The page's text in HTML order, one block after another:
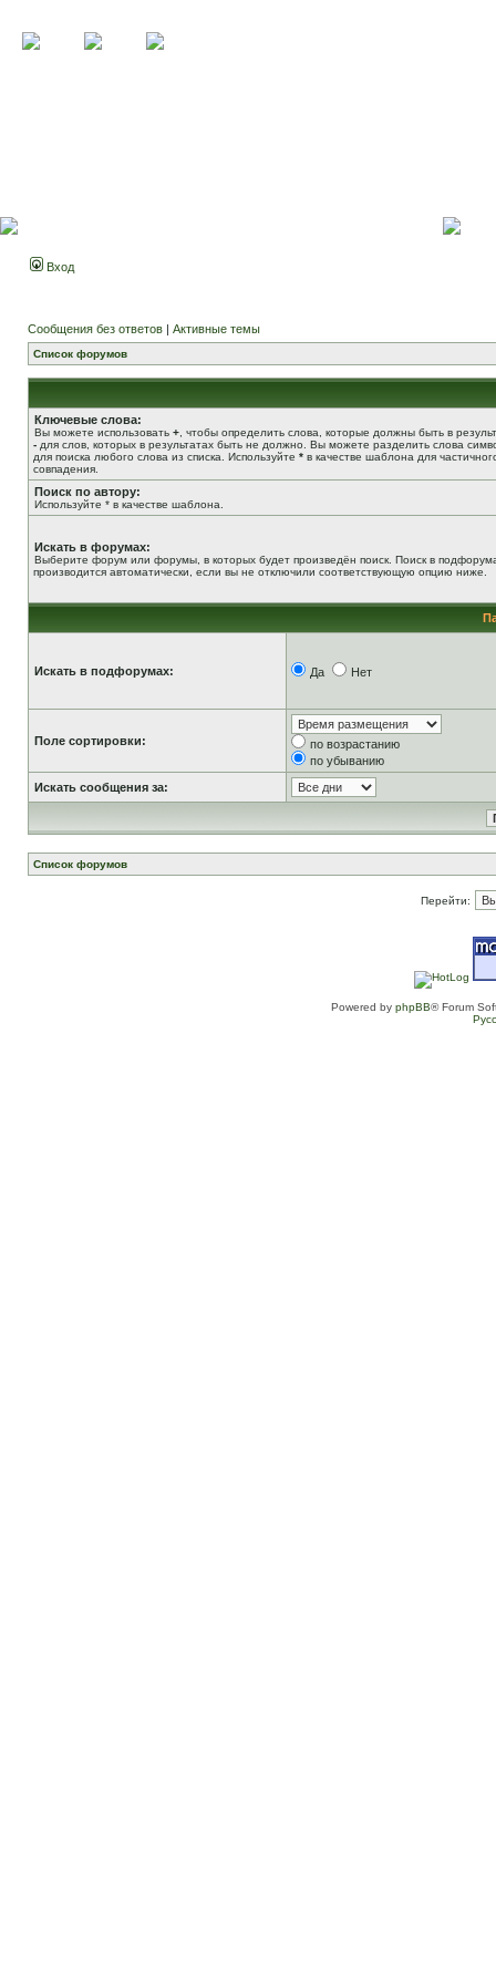
Вход
Сообщения без ответов | Активные темы
Список форумов
Ключевые слова:
Вы можете использовать + , чтобы определить слова, которые должны быть в
- для слов, которых в результатах быть не должно. Вы можете разделить слова
для поиска любого слова из списка. Используйте * в качестве шаблона для
совпадения.
Поиск по автору:
Используйте * в качестве шаблона.
Искать в форумах:
Выберите форум или форумы, в которых будет произведён поиск. Поиск в
производится автоматически, если вы не отключили соответствующую опцию ниже.
Искать в подфорумах: Да Нет
Поле сортировки:
по возрастанию
по убыванию
Искать сообщения за:
Список форумов
Перейти:
Powered by phpBB® Forum